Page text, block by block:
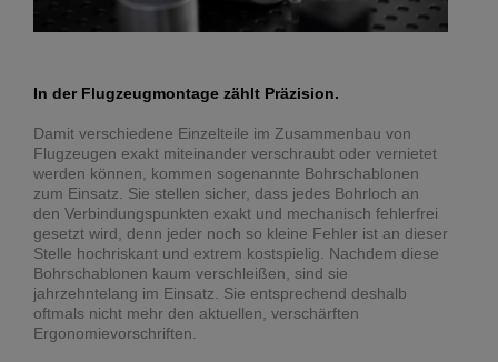
In der Flugzeugmontage zählt Präzision.
Damit verschiedene Einzelteile im Zusammenbau von
Flugzeugen exakt miteinander verschraubt oder vernietet
werden können, kommen sogenannte Bohrschablonen
zum Einsatz. Sie stellen sicher, dass jedes Bohrloch an
den Verbindungspunkten exakt und mechanisch fehlerfrei
gesetzt wird, denn jeder noch so kleine Fehler ist an dieser
Stelle hochriskant und extrem kostspielig. Nachdem diese
Bohrschablonen kaum verschleißen, sind sie
jahrzehntelang im Einsatz. Sie entsprechend deshalb
oftmals nicht mehr den aktuellen, verschärften
Ergonomievorschriften.